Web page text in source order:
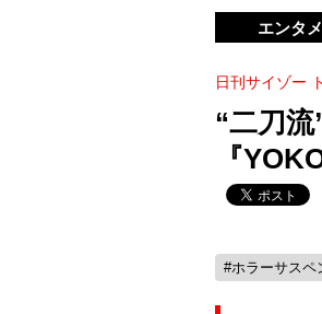
日刊サイゾー
“二刀
『
#ホラーサスペ
エンタメ